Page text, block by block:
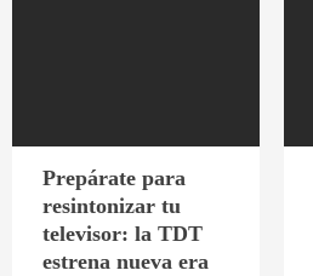
Prepárate para
resintonizar tu
televisor: la TDT
estrena nueva era